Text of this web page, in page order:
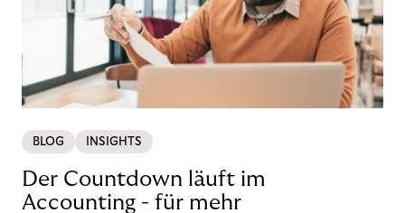
BLOG INSIGHTS
Der Countdown läuft im
Accounting - für mehr